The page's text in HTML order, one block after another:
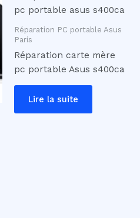
Réparation PC portable Asus
Paris
Réparation carte mère
pc portable Asus s400ca
Lire la suite